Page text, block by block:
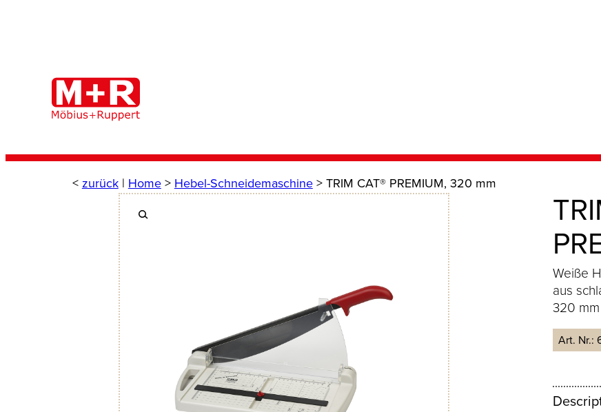
< zurück| Home> Hebel-Schneidemaschine> TRIM CAT® PREMIUM, 320 mm
Weiße
aus
320 mm
Art. Nr.: